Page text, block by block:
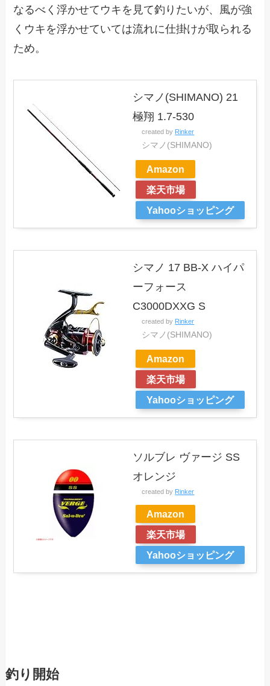
なるべく浮かせてウキを見て釣りたいが、風が強
くウキを浮かせていては流れに仕掛けが取られる
ため。
シマノ(SHIMANO) 21
極翔 1.7-530
created by Rinker
シマノ(SHIMANO)
Amazon
楽天市場
Yahooショッピング
シマノ 17 BB-X ハイパ
ーフォース
C3000DXXG S
created by Rinker
シマノ(SHIMANO)
Amazon
楽天市場
Yahooショッピング
ソルブレ ヴァージ SS
オレンジ
created by Rinker
Amazon
楽天市場
Yahooショッピング
釣り開始